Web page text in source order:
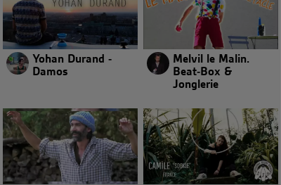
Yohan Durand -
Damos
Melvil le Malin.
Beat-Box &
Jonglerie